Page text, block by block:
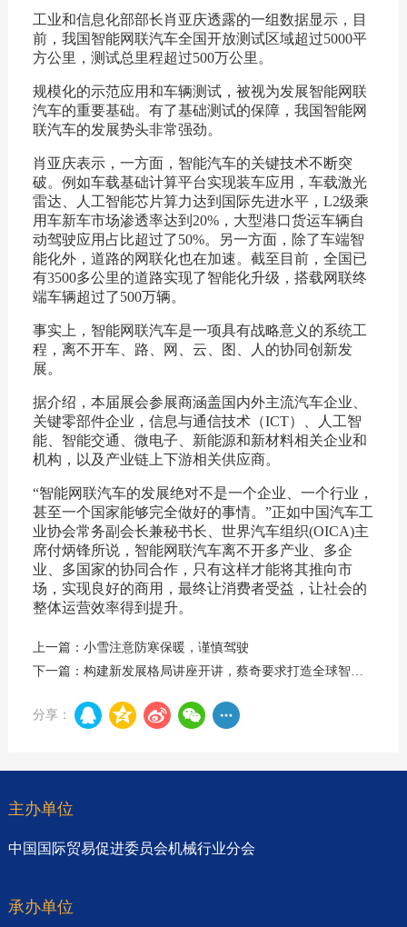
工业和信息化部部长肖亚庆透露的一组数据显示，目
前，我国智能网联汽车全国开放测试区域超过5000平
方公里，测试总里程超过500万公里。
规模化的示范应用和车辆测试，被视为发展智能网联
汽车的重要基础。有了基础测试的保障，我国智能网
联汽车的发展势头非常强劲。
肖亚庆表示，一方面，智能汽车的关键技术不断突
破。例如车载基础计算平台实现装车应用，车载激光
雷达、人工智能芯片算力达到国际先进水平，L2级乘
用车新车市场渗透率达到20%，大型港口货运车辆自
动驾驶应用占比超过了50%。另一方面，除了车端智
能化外，道路的网联化也在加速。截至目前，全国已
有3500多公里的道路实现了智能化升级，搭载网联终
端车辆超过了500万辆。
事实上，智能网联汽车是一项具有战略意义的系统工
程，离不开车、路、网、云、图、人的协同创新发
展。
据介绍，本届展会参展商涵盖国内外主流汽车企业、
关键零部件企业，信息与通信技术（ICT）、人工智
能、智能交通、微电子、新能源和新材料相关企业和
机构，以及产业链上下游相关供应商。
“智能网联汽车的发展绝对不是一个企业、一个行业，
甚至一个国家能够完全做好的事情。”正如中国汽车工
业协会常务副会长兼秘书长、世界汽车组织(OICA)主
席付炳锋所说，智能网联汽车离不开多产业、多企
业、多国家的协同合作，只有这样才能将其推向市
场，实现良好的商用，最终让消费者受益，让社会的
整体运营效率得到提升。
上一篇：小雪注意防寒保暖，谨慎驾驶
分享：
主办单位
中国国际贸易促进委员会机械行业分会
承办单位